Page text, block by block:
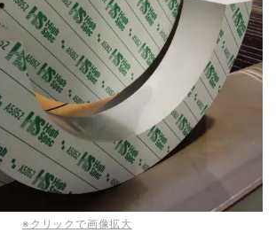
※クリックで画像拡大